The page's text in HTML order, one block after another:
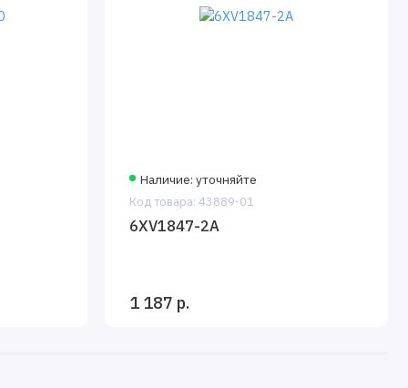
Наличие: уточняйте
Код товара: 43889-01
6XV1847-2A
1 187 р.